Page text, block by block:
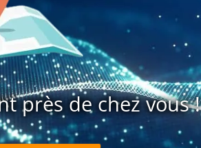
près de chez vous !